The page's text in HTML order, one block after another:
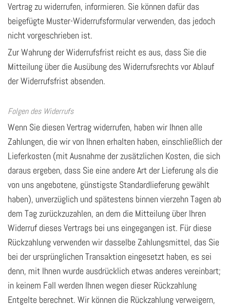
Vertrag zu widerrufen, informieren. Sie können dafür das
beigefügte Muster-Widerrufsformular verwenden, das jedoch
nicht vorgeschrieben ist.
Zur Wahrung der Widerrufsfrist reicht es aus, dass Sie die
Mitteilung über die Ausübung des Widerrufsrechts vor Ablauf
der Widerrufsfrist absenden.
Folgen des Widerrufs
Wenn Sie diesen Vertrag widerrufen, haben wir Ihnen alle
Zahlungen, die wir von Ihnen erhalten haben, einschließlich der
Lieferkosten (mit Ausnahme der zusätzlichen Kosten, die sich
daraus ergeben, dass Sie eine andere Art der Lieferung als die
von uns angebotene, günstigste Standardlieferung gewählt
haben), unverzüglich und spätestens binnen vierzehn Tagen ab
dem Tag zurückzuzahlen, an dem die Mitteilung über Ihren
Widerruf dieses Vertrags bei uns eingegangen ist. Für diese
Rückzahlung verwenden wir dasselbe Zahlungsmittel, das Sie
bei der ursprünglichen Transaktion eingesetzt haben, es sei
denn, mit Ihnen wurde ausdrücklich etwas anderes vereinbart;
in keinem Fall werden Ihnen wegen dieser Rückzahlung
Entgelte berechnet. Wir können die Rückzahlung verweigern,